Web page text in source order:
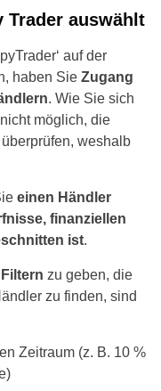
Trader auswählt
auf der
haben Sie Zugang
. Wie Sie sich
möglich, die
weshalb
einen Händler
finanziellen
ist.
Filtern zu geben, die
zu finden, sind
Zeitraum (z. B. 10 %